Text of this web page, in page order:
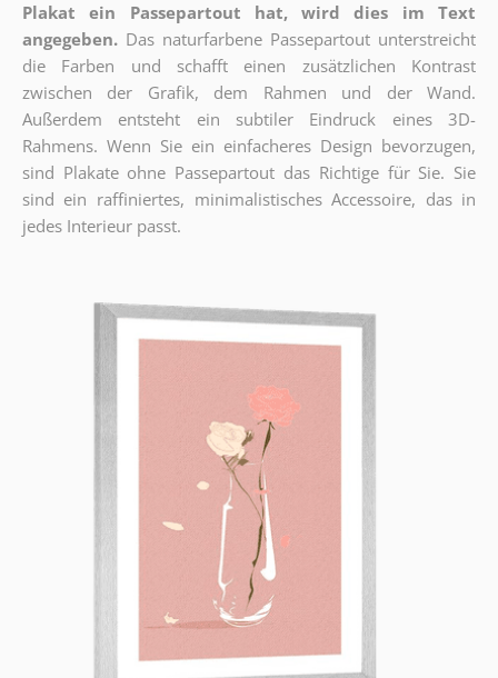
Plakat ein Passepartout hat, wird dies im Text
angegeben. Das naturfarbene Passepartout unterstreicht
die Farben und schafft einen zusätzlichen Kontrast
zwischen der Grafik, dem Rahmen und der Wand.
Außerdem entsteht ein subtiler Eindruck eines 3D-
Rahmens. Wenn Sie ein einfacheres Design bevorzugen,
sind Plakate ohne Passepartout das Richtige für Sie. Sie
sind ein raffiniertes, minimalistisches Accessoire, das in
jedes Interieur passt.